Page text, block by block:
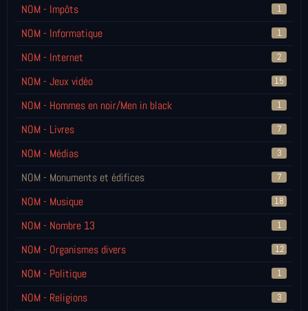
NOM - Impôts 1
NOM - Informatique 1
NOM - Internet 2
NOM - Jeux vidéo 15
NOM - Hommes en noir/Men in black 1
NOM - Livres 7
NOM - Médias 3
NOM - Monuments et édifices 7
NOM - Musique 18
NOM - Nombre 13 1
NOM - Organismes divers 12
NOM - Politique 1
NOM - Religions 3